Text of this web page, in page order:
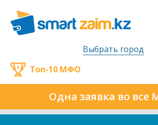
Выбрать город
Одна заявка во все
Топ-10 МФО